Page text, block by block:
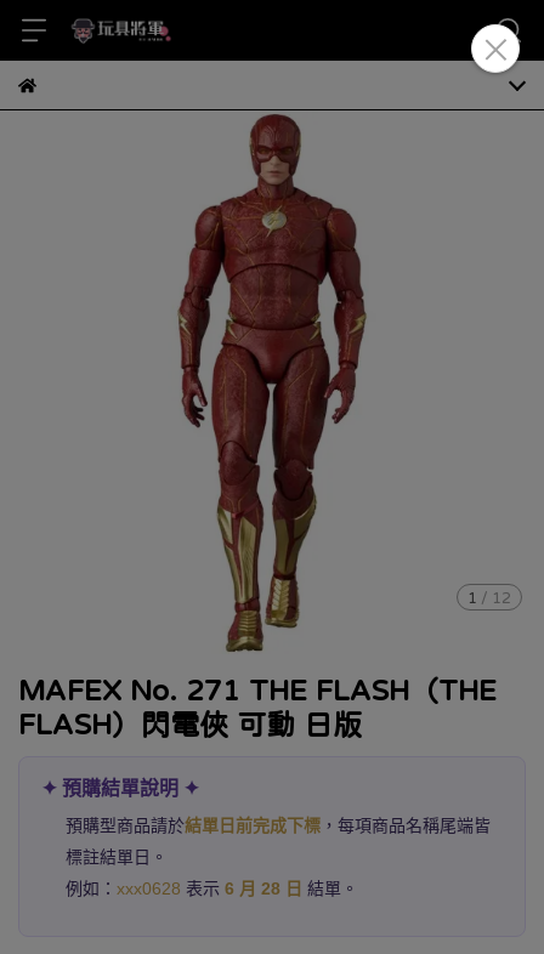
1 / 12
MAFEX No. 271 THE FLASH（THE
FLASH）閃電俠 可動 日版
✦ 預購結單說明 ✦
預購型商品請於結單日前完成下標 ，每項商品名稱尾端皆
標註結單日。
例如： xxx0628 表示 6 月 28 日 結單。